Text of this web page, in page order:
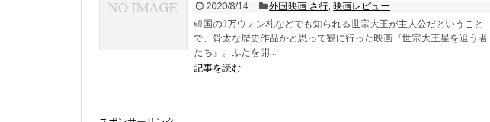
2020/8/14 外国映画 さ行, 映画レビュー
韓国の1万ウォン札などでも知られる世宗大王が主人公だということ
で、骨太な歴史作品かと思って観に行った映画『世宗大王星を追う者
たち』。ふたを開...
記事を読む